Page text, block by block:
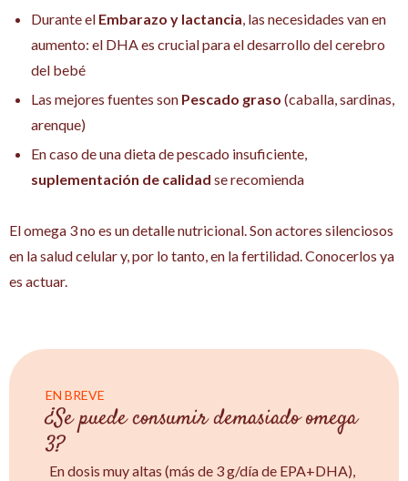
Durante el Embarazo y lactancia, las necesidades van en
aumento: el DHA es crucial para el desarrollo del cerebro
del bebé
Las mejores fuentes son Pescado graso (caballa, sardinas,
arenque)
En caso de una dieta de pescado insuficiente,
suplementación de calidad se recomienda
El omega 3 no es un detalle nutricional. Son actores silenciosos
en la salud celular y, por lo tanto, en la fertilidad. Conocerlos ya
es actuar.
EN BREVE
¿Se puede consumir demasiado omega
3?
En dosis muy altas (más de 3 g/día de EPA+DHA),